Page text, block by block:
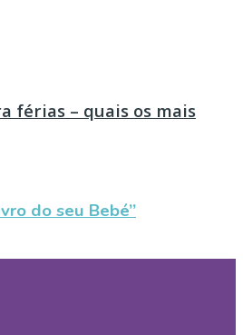
férias – quais os mais
do seu Bebé”